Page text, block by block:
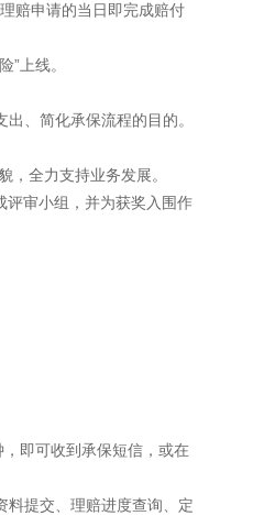
赔申请的当日即完成赔付
上线。
、简化承保流程的目的。
全力支持业务发展。
评审小组，并为获奖入围作
即可收到承保短信，或在
料提交、理赔进度查询、定